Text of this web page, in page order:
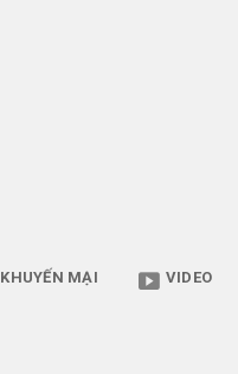
KHUYẾN MẠI VIDEO